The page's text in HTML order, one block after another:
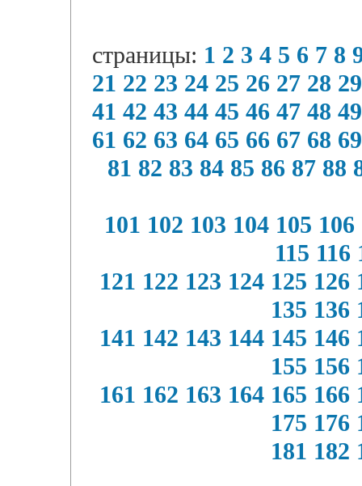
страницы: 1 2 3 4 5 6 7 8
21 22 23 24 25 26 27 28 29
41 42 43 44 45 46 47 48 49
61 62 63 64 65 66 67 68 69
81 82 83 84 85 86 87 88
101 102 103 104 105 106
115 116
121 122 123 124 125 126
135 136
141 142 143 144 145 146
155 156
161 162 163 164 165 166
175 176
181 182